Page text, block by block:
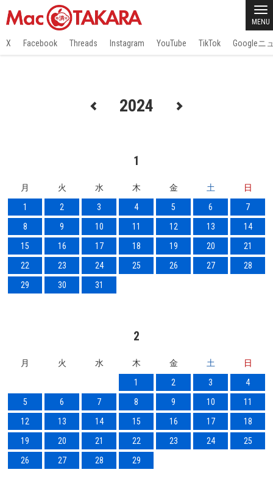
MENU
X Facebook Threads Instagram YouTube TikTok Googleニ
2024
1
月 火 水 木 金 土
日
1
2 3 4 5 6
7
8
9 10 11 12 13
14
15
16 17 18 19 20
21
22
23 24 25 26 27
28
29
30 31
2
月 火 水 木 金 土
日
1
2 3
4
5
6 7 8 9 10
11
12
13 14 15 16 17
18
19
20 21 22 23 24
25
26
27 28 29